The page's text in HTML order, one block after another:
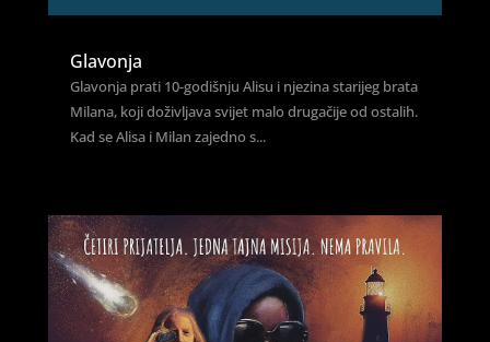
Glavonja
Glavonja prati 10-godišnju Alisu i njezina starijeg brata
Milana, koji doživljava svijet malo drugačije od ostalih.
Kad se Alisa i Milan zajedno s...